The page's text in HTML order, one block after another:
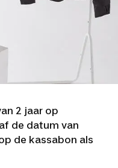
2 jaar op
de datum van
de kassabon als